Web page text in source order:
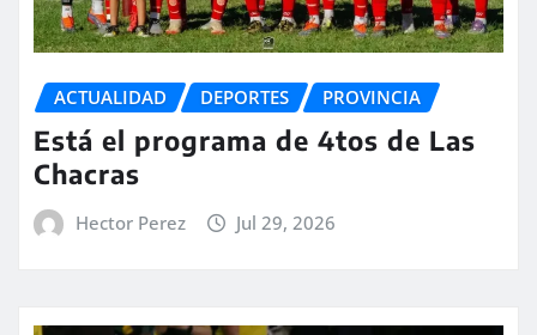
ACTUALIDAD DEPORTES PROVINCIA
Está el programa de 4tos de Las
Chacras
Hector Perez Jul 29, 2026